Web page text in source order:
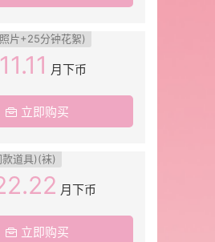
片+25分钟花絮)
月下币
立即购买
道具)(袜)
月下币
立即购买